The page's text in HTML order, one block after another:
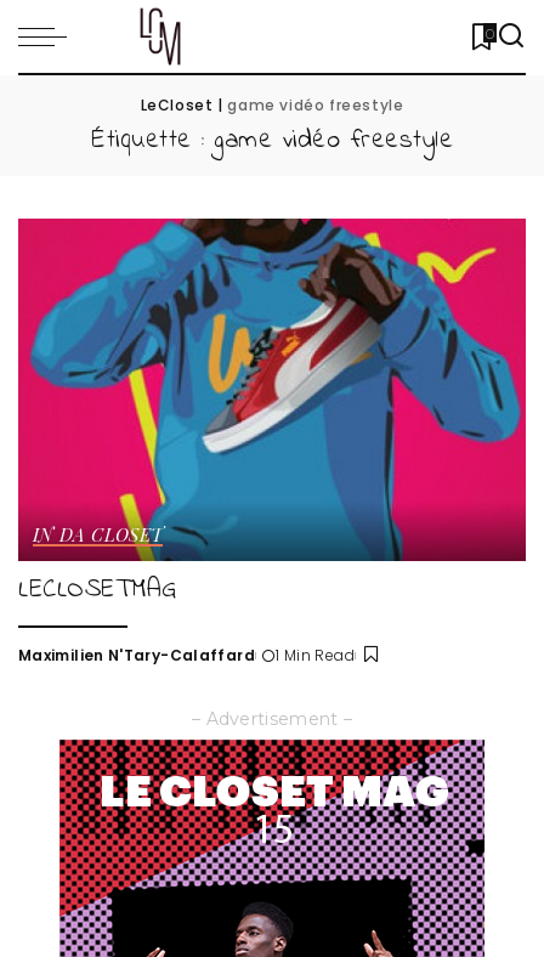
0
LeCloset |game vidéo freestyle
Étiquette : game vidéo freestyle
IN DA CLOSET
LECLOSETMAG
Posted
Maximilien N'Tary-Calaffard 1 Min Read
– Advertisement –